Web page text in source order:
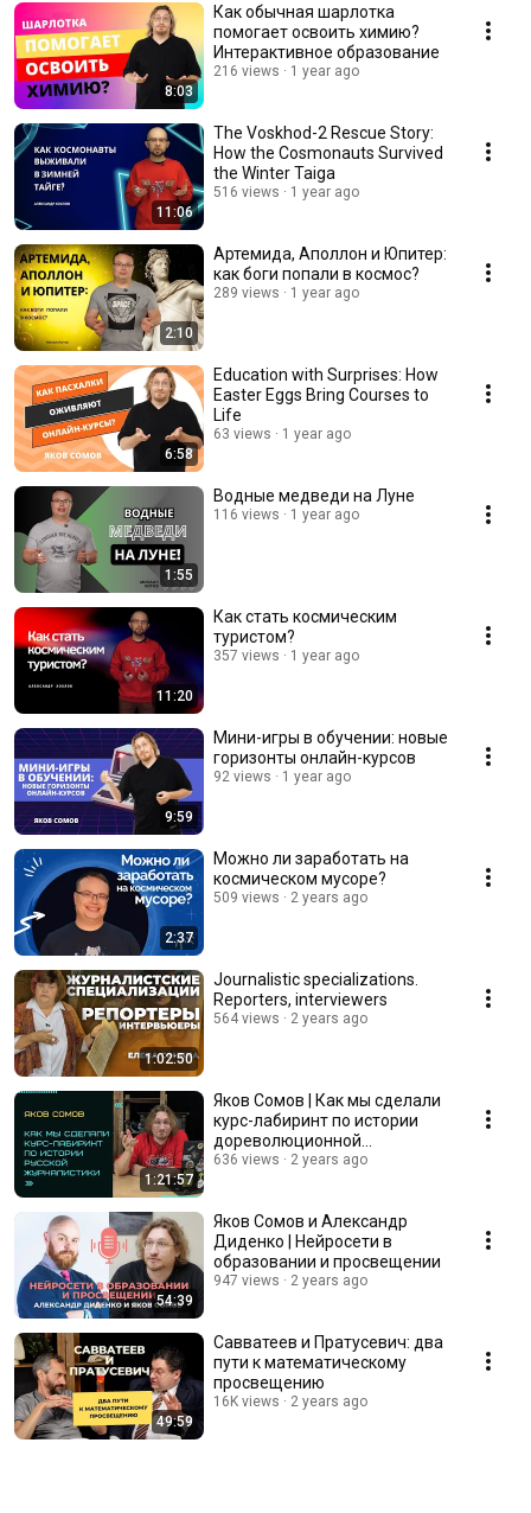
8:03
Как обычная шарлотка
помогает освоить химию?
Интерактивное образование
216 views 1 year ago
11:06
The Voskhod-2 Rescue Story:
How the Cosmonauts Survived
the Winter Taiga
516 views 1 year ago
2:10
Артемида, Аполлон и Юпитер:
как боги попали в космос?
289 views 1 year ago
6:58
Education with Surprises: How
Easter Eggs Bring Courses to
Life
63 views 1 year ago
1:55
Водные медведи на Луне
116 views 1 year ago
11:20
Как стать космическим
туристом?
357 views 1 year ago
9:59
Мини-игры в обучении: новые
горизонты онлайн-курсов
92 views 1 year ago
2:37
Можно ли заработать на
космическом мусоре?
509 views 2 years ago
1:02:50
Journalistic specializations.
Reporters, interviewers
564 views 2 years ago
1:21:57
Яков Сомов | Как мы сделали
курс-лабиринт по истории
дореволюционной
журналистики
636 views 2 years ago
54:39
Яков Сомов и Александр
Диденко | Нейросети в
образовании и просвещении
947 views 2 years ago
49:59
Савватеев и Пратусевич: два
пути к математическому
просвещению
16K views 2 years ago